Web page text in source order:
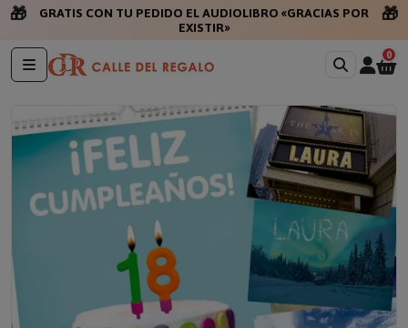
🎁
GRATIS CON TU PEDIDO EL AUDIOLIBRO «GRACIAS POR
EXISTIR»
🎁
0